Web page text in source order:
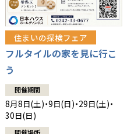
住まいの探検フェア
フルタイルの家を見に行こ
う
開催期間
8月8日(土)・9日(日)・29日(土)・
30日(日)